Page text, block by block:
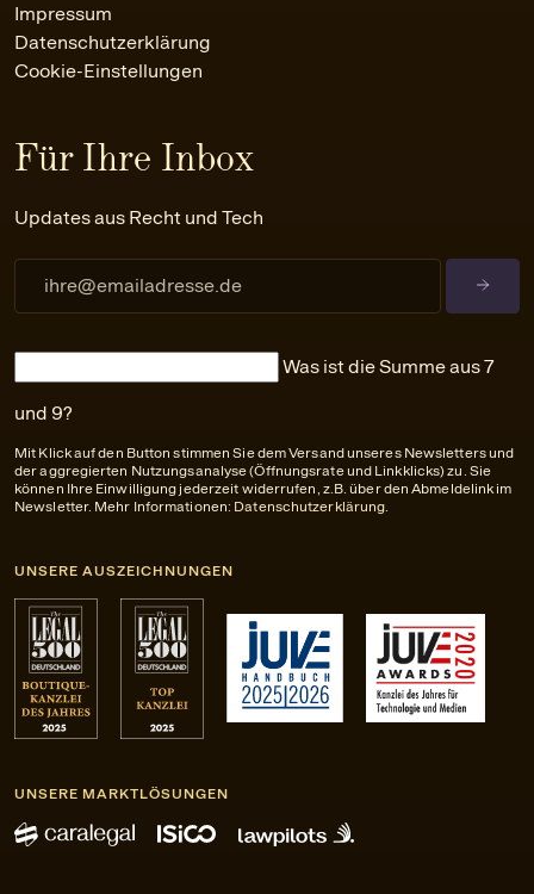
Impressum
Datenschutzerklärung
Cookie-Einstellungen
Für Ihre Inbox
Updates aus Recht und Tech
Was ist die Summe aus 7
und 9?
Mit Klick auf den Button stimmen Sie dem Versand unseres Newsletters und
der aggregierten Nutzungsanalyse (Öffnungsrate und Linkklicks) zu. Sie
können Ihre Einwilligung jederzeit widerrufen, z.B. über den Abmeldelink im
Newsletter. Mehr Informationen: Datenschutzerklärung
UNSERE AUSZEICHNUNGEN
UNSERE MARKTLÖSUNGEN